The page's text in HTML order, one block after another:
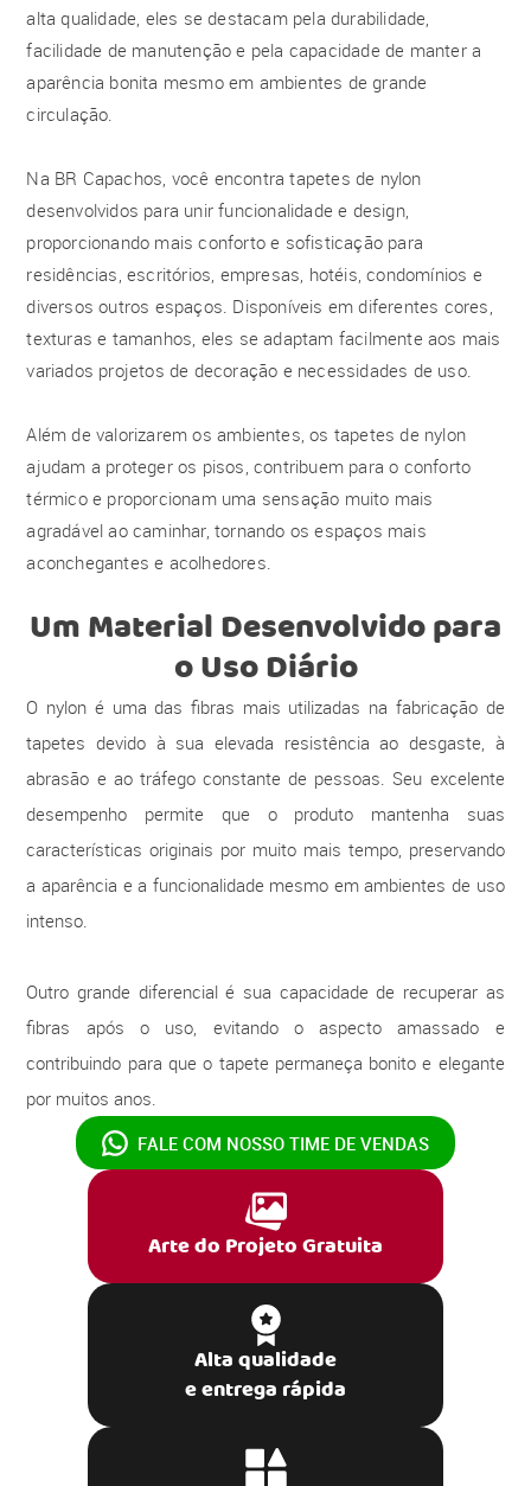
alta qualidade, eles se destacam pela durabilidade,
facilidade de manutenção e pela capacidade de manter a
aparência bonita mesmo em ambientes de grande
circulação.
Na BR Capachos, você encontra tapetes de nylon
desenvolvidos para unir funcionalidade e design,
proporcionando mais conforto e sofisticação para
residências, escritórios, empresas, hotéis, condomínios e
diversos outros espaços. Disponíveis em diferentes cores,
texturas e tamanhos, eles se adaptam facilmente aos mais
variados projetos de decoração e necessidades de uso.
Além de valorizarem os ambientes, os tapetes de nylon
ajudam a proteger os pisos, contribuem para o conforto
térmico e proporcionam uma sensação muito mais
agradável ao caminhar, tornando os espaços mais
aconchegantes e acolhedores.
Um Material Desenvolvido para
o Uso Diário
O nylon é uma das fibras mais utilizadas na fabricação de
tapetes devido à sua elevada resistência ao desgaste, à
abrasão e ao tráfego constante de pessoas. Seu excelente
desempenho permite que o produto mantenha suas
características originais por muito mais tempo, preservando
a aparência e a funcionalidade mesmo em ambientes de uso
intenso.
Outro grande diferencial é sua capacidade de recuperar as
fibras após o uso, evitando o aspecto amassado e
contribuindo para que o tapete permaneça bonito e elegante
por muitos anos.
FALE COM NOSSO TIME DE VENDAS
Arte do Projeto Gratuita
Alta qualidade
e entrega rápida